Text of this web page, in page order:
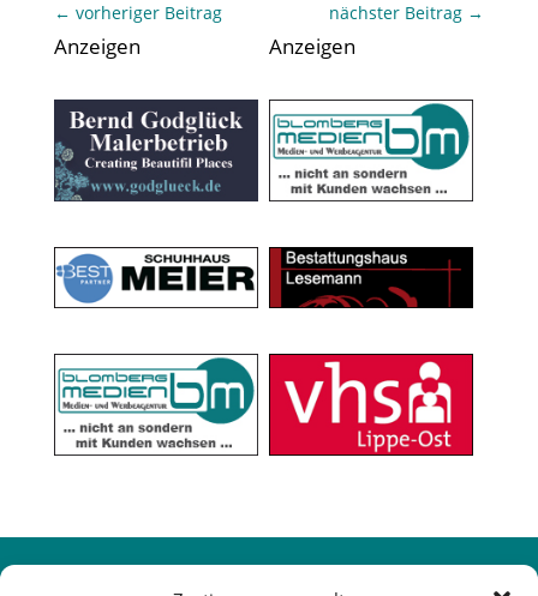
← vorheriger Beitrag nächster Beitrag →
Anzeigen Anzeigen